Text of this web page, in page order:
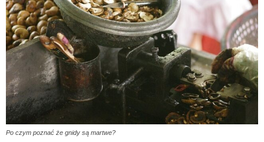
Po czym poznać że gnidy są martwe?